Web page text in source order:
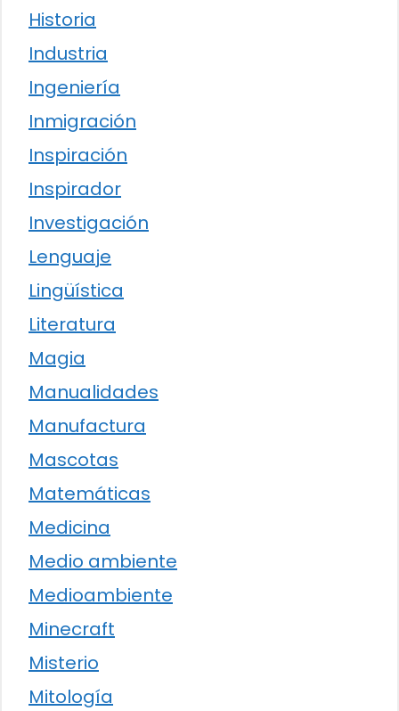
Historia
Industria
Ingeniería
Inmigración
Inspiración
Inspirador
Investigación
Lenguaje
Lingüística
Literatura
Magia
Manualidades
Manufactura
Mascotas
Matemáticas
Medicina
Medio ambiente
Medioambiente
Minecraft
Misterio
Mitología